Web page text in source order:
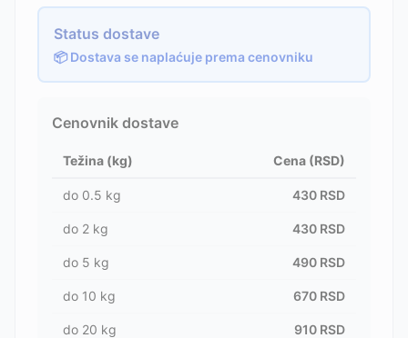
Status dostave
📦 Dostava se naplaćuje prema cenovniku
Cenovnik dostave
Težina (kg) Cena (RSD)
do 0.5 kg 430 RSD
do 2 kg 430 RSD
do 5 kg 490 RSD
do 10 kg 670 RSD
do 20 kg 910 RSD